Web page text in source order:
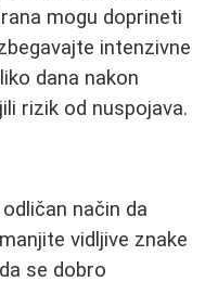
mogu doprineti
intenzivne
dana nakon
rizik od nuspojava.
način da
vidljive znake
se dobro